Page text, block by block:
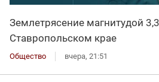
Землетрясение магнитудой
Ставропольском крае
Общество вчера, 21:51